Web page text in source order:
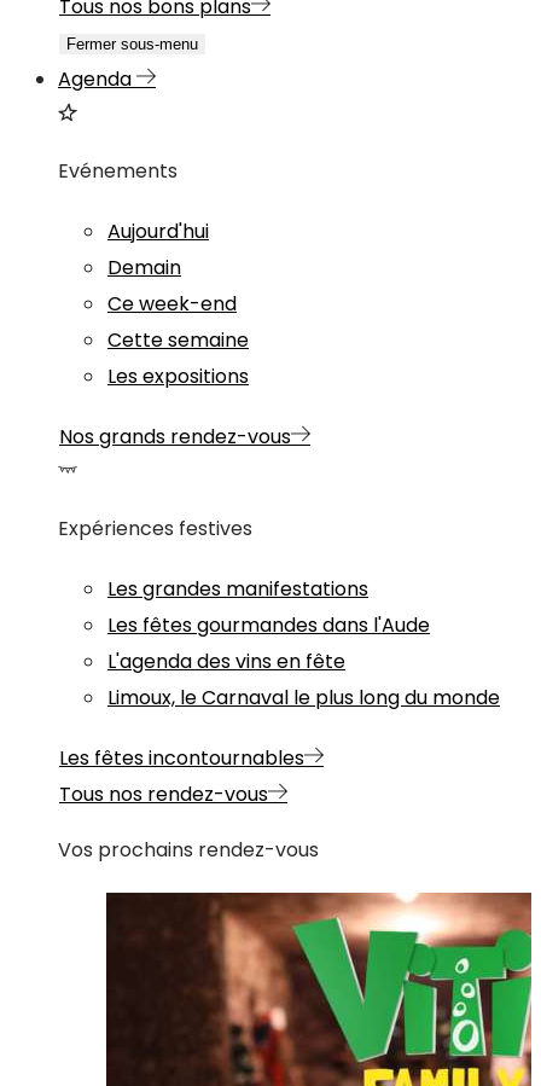
Tous nos bons plans
Fermer sous-menu
Agenda
Evénements
Aujourd'hui
Demain
Ce week-end
Cette semaine
Les expositions
Nos grands rendez-vous
Expériences festives
Les grandes manifestations
Les fêtes gourmandes dans l'Aude
L'agenda des vins en fête
Limoux, le Carnaval le plus long du monde
Les fêtes incontournables
Tous nos rendez-vous
Vos prochains rendez-vous